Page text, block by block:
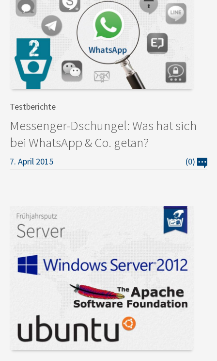
Testberichte
Messenger-Dschungel: Was hat sich
bei WhatsApp & Co. getan?
7. April 2015 (0)